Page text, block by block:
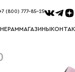
(800) 777-85-25
МАГАЗИНЫ